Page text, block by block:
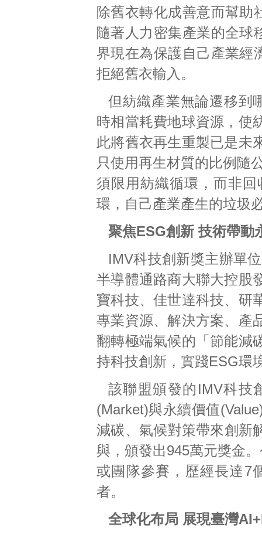
除舊衣轉化成善意而幫助
隨著人力密集產業的全球
界現在為保護自己產業經
拒絕舊衣輸入。
但紡織產業無論遷移到
時相當耗費地球資源，使
此將舊衣再生重製已是未
只使用再生材質的比例隨
須限用紡織循環，而非
環，自己產業產生的垃圾
聚焦ESG創新 技術帶動
IMV科技創新獎主辦單
半導體通路商大聯大控股
寶科技、佳世達科技、研
專業資源、解決方案、產
翻轉極端氣候的「節能減
持科技創新，實踐ESG環
該聯盟頒發的IMV科技
(Market)與永續價值
減碳、氣候對策帶來創新
與，頒發出945萬元獎金
或團隊參賽，歷經長達7
者。
全球化布局 展現臺灣